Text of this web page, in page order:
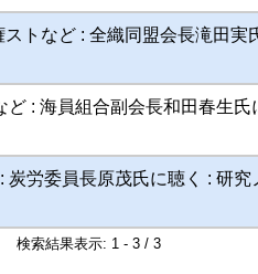
トなど : 全織同盟会長滝田実
: 海員組合副会長和田春生氏
労委員長原茂氏に聴く : 研究
検索結果表示: 1 - 3 / 3